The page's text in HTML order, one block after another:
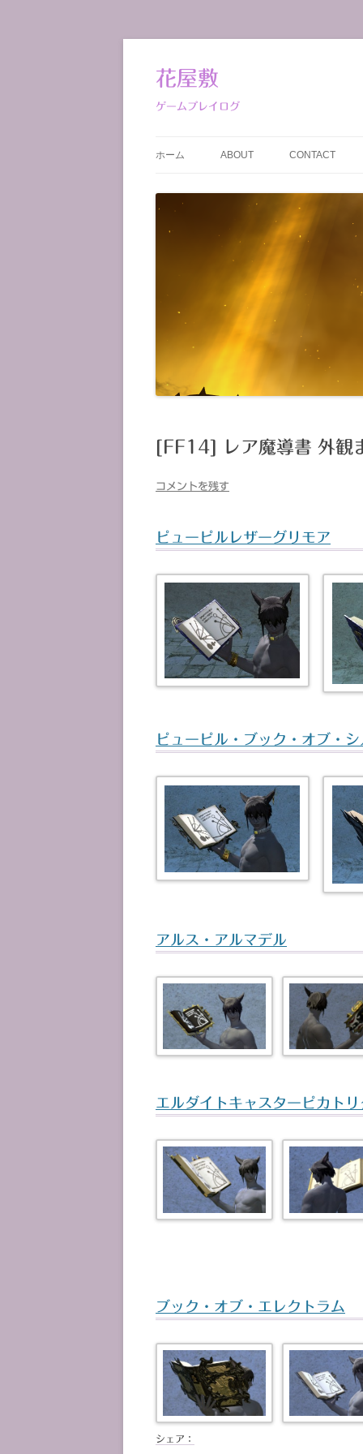
テ
ン
ツ
へ
ス
花屋敷
ゲームプレイログ
ホーム ABOUT CONTACT
[FF14] レア魔導書 外観
コメントを残す
ピューピルレザーグリモア
ピューピル・ブック・オブ・
アルス・アルマデル
エルダイトキャスターピカトリ
ブック・オブ・エレクトラム
シェア：